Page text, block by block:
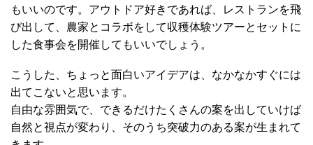
もいいのです。アウトドア好きであれば、レストランを飛
び出して、農家とコラボをして収穫体験ツアーとセットに
した食事会を開催してもいいでしょう。
こうした、ちょっと面白いアイデアは、なかなかすぐには
出てこないと思います。
自由な雰囲気で、できるだけたくさんの案を出していけば
自然と視点が変わり、そのうち突破力のある案が生まれて